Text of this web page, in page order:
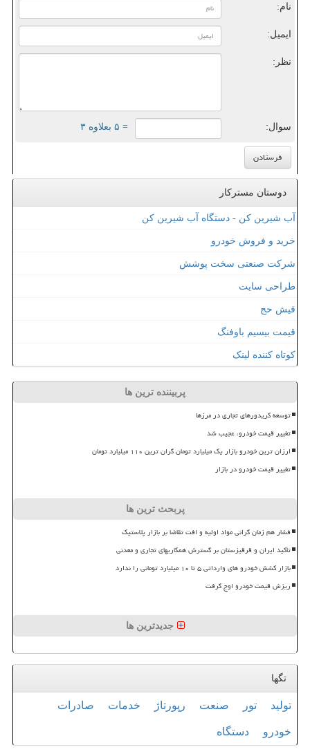
نام:
ایمیل:
نظر:
سوال: = ۵ بعلاوه ۳
دوستان مسترکار
آب شیرین کن - دستگاه آب شیرین کن
خرید و فروش خودرو
شرکت صنعتی سخت پوشش
طراحی سایت
فیش حج
قیمت بیسیم باوفنگ
کوتاه کننده لینک
پربیننده ترین ها
توسعه کریدورهای تجاری در مرزها
تغییر قیمت خودرو، عجیب شد
ارزان ترین خودرو بازار یک میلیارد تومان گران ترین ۱۱۰ میلیارد تومان
تغییر قیمت خودرو در بازار
پربحث ترین ها
فشار هم زمان گرانی مواد اولیه و افت تقاضا بر بازار پلاستیک
تأکید ایران و قرقیزستان بر گسترش همکاریهای تجاری و معدنی
بازار کشش خودرو های وارداتی ۵ تا ۱۰ میلیارد تومانی را ندارد
ریزش قیمت خودرو اوج گرفت
جدیدترین ها
تگها
تولید تور صنعت رپورتاژ خدمات صادرات
خودرو دستگاه